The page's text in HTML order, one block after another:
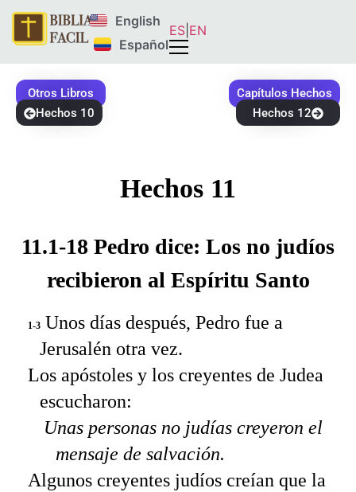
English
Español
ES EN
Otros Libros
Capítulos Hechos
Hechos 10
Hechos 12
Hechos 11
11.1-18 Pedro dice: Los no judíos
recibieron al Espíritu Santo
1-3 Unos días después, Pedro fue a
Jerusalén otra vez.
Los apóstoles y los creyentes de Judea
escucharon:
Unas personas no judías creyeron el
mensaje de salvación.
Algunos creyentes judíos creían que la